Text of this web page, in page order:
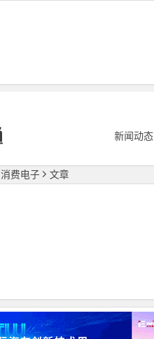
新闻动态
消费电子 文章